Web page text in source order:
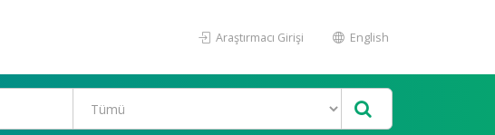
Araştırmacı Girişi English